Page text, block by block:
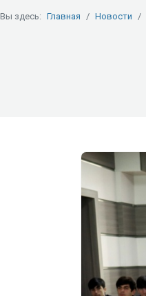
Вы здесь: Главная Новости